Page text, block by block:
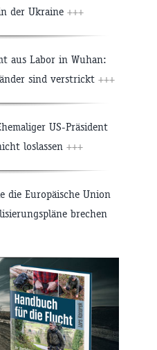
der Ukraine +++
aus Labor in Wuhan:
sind verstrickt +++
US-Präsident
loslassen +++
die Europäische Union
brechen